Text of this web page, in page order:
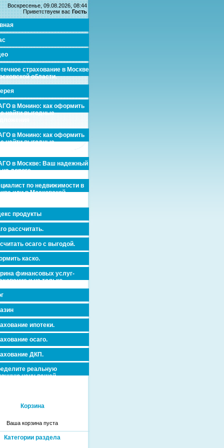
Воскресенье, 09.08.2026, 08:44
Приветствуем вас Гость
страхование в Москве
области.
в Монино: как оформить
найти выгодные
в Монино: как оформить
найти выгодные
в Москве: Ваш надежный
на дороге
по недвижимости в
или в Московской
продукты
рассчитать.
осаго с выгодой.
каско.
финансовых услуг-
и не только.
ипотеки.
осаго.
ДКП.
реальную
цену вашей
Корзина
Ваша корзина пуста
Категории раздела